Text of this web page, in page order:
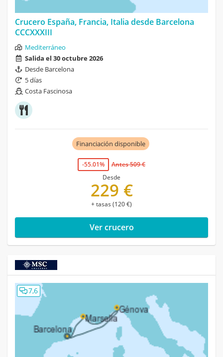
Crucero España, Francia, Italia desde Barcelona
CCCXXXIII
Mediterráneo
Salida el 30 octubre 2026
Desde Barcelona
5 días
Costa Fascinosa
Financiación disponible
-55.01%
Antes 509 €
Desde
229 €
+ tasas (120 €)
Ver crucero
7,6